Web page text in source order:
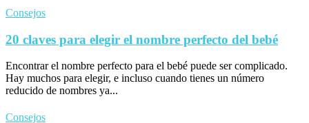
Consejos
20 claves para elegir el nombre perfecto del bebé
Encontrar el nombre perfecto para el bebé puede ser complicado.
Hay muchos para elegir, e incluso cuando tienes un número
reducido de nombres ya...
Consejos